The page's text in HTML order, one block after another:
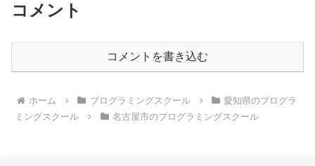
コメント
コメントを書き込む
ホーム プログラミングスクール
愛知県のプログラ
ミングスクール
名古屋市のプログラミングスクール